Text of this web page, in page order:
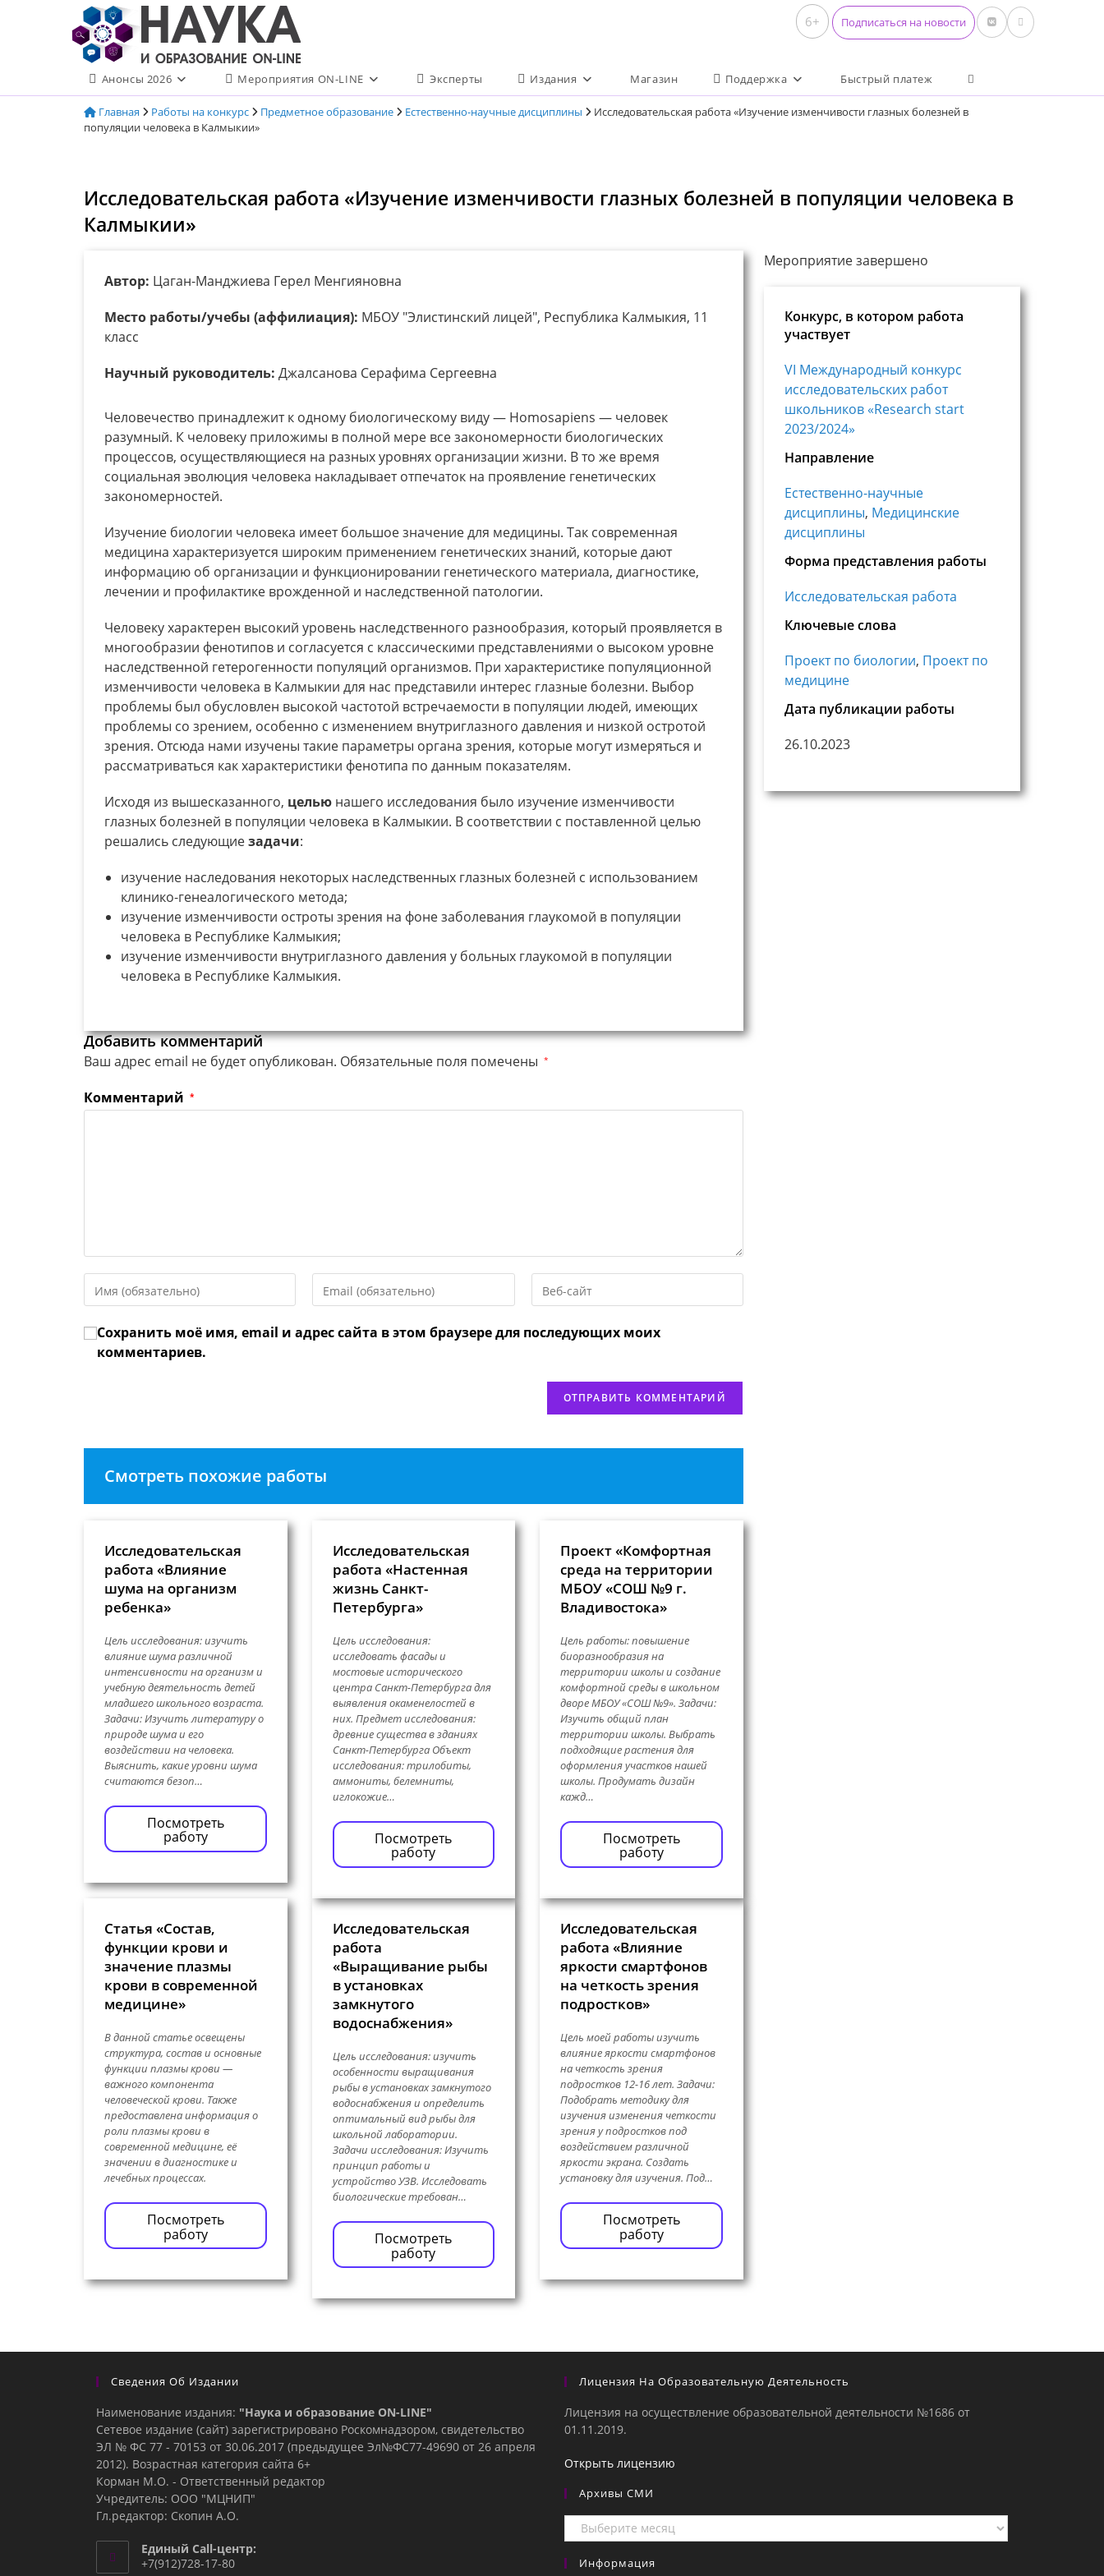
содержимому
6+ Подписаться на новости
Анонсы 2026 Мероприятия ON-LINE Эксперты Издания Магазин Поддержка Быстрый платеж Переключить поиск по
Главная Работы на конкурс Предметное образование Естественно-научные дисциплины
Исследовательская работа «Изучение изменчивости глазных болезней в
популяции человека в Калмыкии»
Исследовательская работа «Изучение изменчивости глазных болезней в популяции человека в
Калмыкии»
Автор: Цаган-Манджиева Герел Менгияновна
Место работы/учебы (аффилиация): МБОУ "Элистинский лицей", Республика Калмыкия, 11
класс
Научный руководитель: Джалсанова Серафима Сергеевна
Человечество принадлежит к одному биологическому виду — Homosapiens — человек
разумный. К человеку приложимы в полной мере все закономерности биологических
процессов, осуществляющиеся на разных уровнях организации жизни. В то же время
социальная эволюция человека накладывает отпечаток на проявление генетических
закономерностей.
Изучение биологии человека имеет большое значение для медицины. Так современная
медицина характеризуется широким применением генетических знаний, которые дают
информацию об организации и функционировании генетического материала, диагностике,
лечении и профилактике врожденной и наследственной патологии.
Человеку характерен высокий уровень наследственного разнообразия, который проявляется в
многообразии фенотипов и согласуется с классическими представлениями о высоком уровне
наследственной гетерогенности популяций организмов. При характеристике популяционной
изменчивости человека в Калмыкии для нас представили интерес глазные болезни. Выбор
проблемы был обусловлен высокой частотой встречаемости в популяции людей, имеющих
проблемы со зрением, особенно с изменением внутриглазного давления и низкой остротой
зрения. Отсюда нами изучены такие параметры органа зрения, которые могут измеряться и
рассматриваться как характеристики фенотипа по данным показателям.
Исходя из вышесказанного, целью нашего исследования было изучение изменчивости
глазных болезней в популяции человека в Калмыкии. В соответствии с поставленной целью
решались следующиезадачи:
изучение наследования некоторых наследственных глазных болезней с использованием
клинико-генеалогического метода;
изучение изменчивости остроты зрения на фоне заболевания глаукомой в популяции
человека в Республике Калмыкия;
изучение изменчивости внутриглазного давления у больных глаукомой в популяции
человека в Республике Калмыкия.
Добавить комментарий
Ваш адрес email не будет опубликован. Обязательные поля помечены *
Комментарий *
свое
или
имя
свой
адрес,
URL
веб-
Сохранить моё имя, email и адрес сайта в этом браузере для последующих моих
комментариев.
Смотреть похожие работы
Исследовательская
работа «Влияние
шума на организм
ребенка»
Цель исследования: изучить
влияние шума различной
интенсивности на организм и
учебную деятельность детей
младшего школьного возраста.
Задачи: Изучить литературу о
природе шума и его
воздействии на человека.
Выяснить, какие уровни шума
считаются безоп…
Посмотреть
работу
Исследовательская
работа «Настенная
жизнь Санкт-
Петербурга»
Цель исследования:
исследовать фасады и
мостовые исторического
центра Санкт-Петербурга для
выявления окаменелостей в
них. Предмет исследования:
древние существа в зданиях
Санкт-Петербурга Объект
исследования: трилобиты,
аммониты, белемниты,
иглокожие…
Посмотреть
работу
Проект «Комфортная
среда на территории
МБОУ «СОШ №9 г.
Владивостока»
Цель работы: повышение
биоразнообразия на
территории школы и создание
комфортной среды в школьном
дворе МБОУ «СОШ №9». Задачи:
Изучить общий план
территории школы. Выбрать
подходящие растения для
оформления участков нашей
школы. Продумать дизайн
кажд…
Посмотреть
работу
Статья «Состав,
функции крови и
значение плазмы
крови в современной
медицине»
В данной статье освещены
структура, состав и основные
функции плазмы крови —
важного компонента
человеческой крови. Также
предоставлена информация о
роли плазмы крови в
современной медицине, её
значении в диагностике и
лечебных процессах.
Посмотреть
работу
Исследовательская
работа
«Выращивание рыбы
в установках
замкнутого
водоснабжения»
Цель исследования: изучить
особенности выращивания
рыбы в установках замкнутого
водоснабжения и определить
оптимальный вид рыбы для
школьной лаборатории.
Задачи исследования: Изучить
принцип работы и
устройство УЗВ. Исследовать
биологические требован…
Посмотреть
работу
Исследовательская
работа «Влияние
яркости смартфонов
на четкость зрения
подростков»
Цель моей работы изучить
влияние яркости смартфонов
на четкость зрения
подростков 12-16 лет. Задачи:
Подобрать методику для
изучения изменения четкости
зрения у подростков под
воздействием различной
яркости экрана. Создать
установку для изучения. Под…
Посмотреть
работу
Мероприятие завершено
Конкурс, в котором работа
участвует
VI Международный конкурс
исследовательских работ
школьников «Research start
2023/2024»
Направление
Естественно-научные
дисциплины, Медицинские
дисциплины
Форма представления работы
Исследовательская работа
Ключевые слова
Проект по биологии, Проект по
медицине
Дата публикации работы
26.10.2023
Сведения Об Издании
Наименование издания: "Наука и образование ON-LINE"
Сетевое издание (сайт) зарегистрировано Роскомнадзором, свидетельство
ЭЛ № ФС 77 - 70153 от 30.06.2017 (предыдущее Эл№ФC77-49690 от 26 апреля
2012). Возрастная категория сайта 6+
Корман М.О. - Ответственный редактор
Учредитель: ООО "МЦНИП"
Гл.редактор: Скопин А.О.
Единый Call-центр:
+7(912)728-17-80
Лицензия На Образовательную Деятельность
Лицензия на осуществление образовательной деятельности №1686 от
01.11.2019.
Открыть лицензию
Архивы СМИ
Архивы
СМИ
Информация